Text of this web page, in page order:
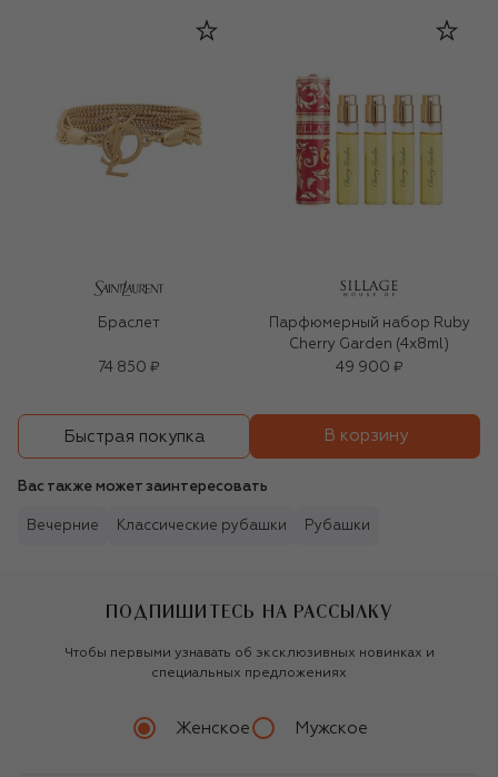
Браслет
74 850 ₽
Парфюмерный набор Ruby
Cherry Garden (4x8ml)
49 900 ₽
Быстрая покупка В корзину
Вас также может заинтересовать
Вечерние Классические рубашки Рубашки
ПОДПИШИТЕСЬ НА РАССЫЛКУ
Чтобы первыми узнавать об эксклюзивных новинках и
специальных предложениях
Женское Мужское